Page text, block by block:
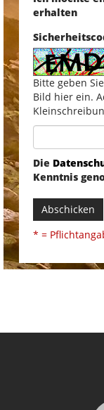
erhalten
Bitte geben
Bild hier ein.
Die
Kenntnis
Abschicken
* =